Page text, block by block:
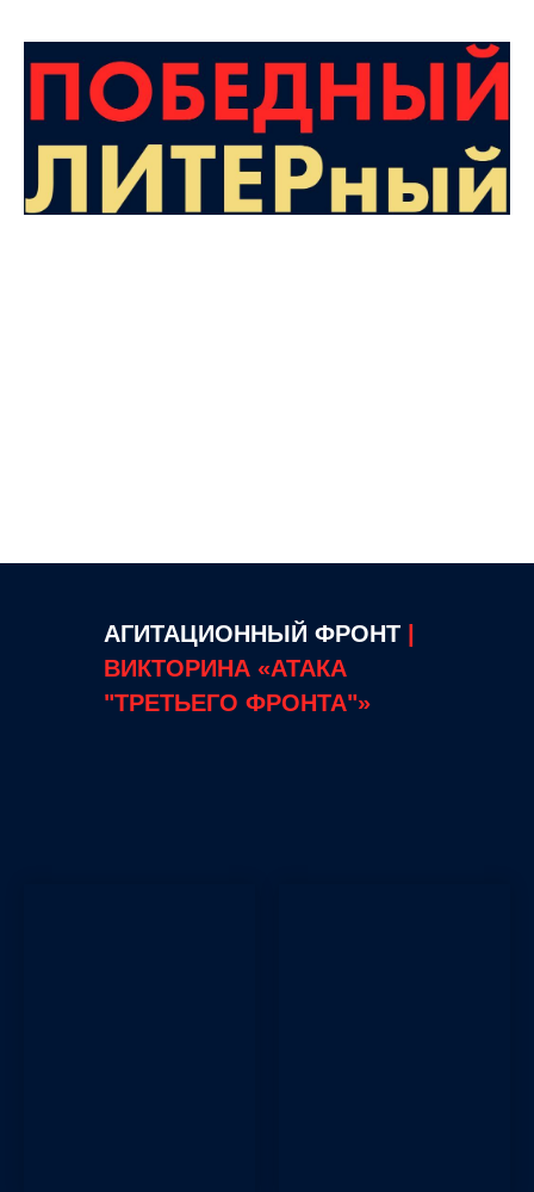
АГИТАЦИОННЫЙ ФРОНТ |
ВИКТОРИНА «АТАКА
"ТРЕТЬЕГО ФРОНТА"»